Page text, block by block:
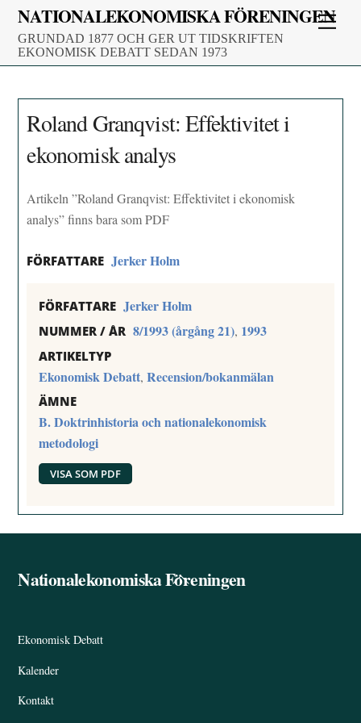
Skip
content
NATIONALEKONOMISKA FÖRENINGEN
GRUNDAD 1877 OCH GER UT TIDSKRIFTEN
EKONOMISK DEBATT SEDAN 1973
Roland Granqvist: Effektivitet i
ekonomisk analys
Artikeln ”Roland Granqvist: Effektivitet i ekonomisk
analys” finns bara som PDF
FÖRFATTARE Jerker Holm
FÖRFATTARE Jerker Holm
NUMMER / ÅR 8/1993 (årgång 21), 1993
ARTIKELTYP
Ekonomisk Debatt,Recension/bokanmälan
ÄMNE
B. Doktrinhistoria och nationalekonomisk
metodologi
VISA SOM PDF
Back
Nationalekonomiska Föreningen
Ekonomisk Debatt
Kalender
Kontakt